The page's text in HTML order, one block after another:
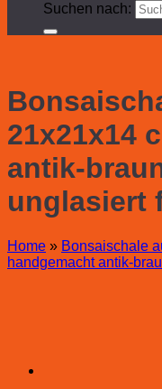
Suchen nach:
21x21x14
antik-
unglasiert
Home » Bonsaischale
handgemacht antik-